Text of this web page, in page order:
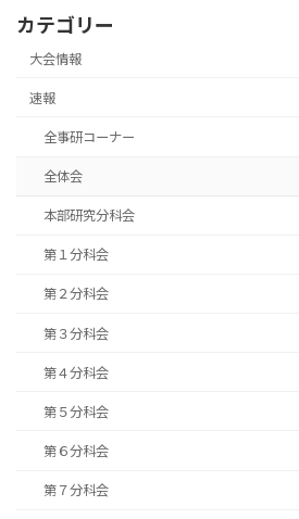
カテゴリー
大会情報
速報
全事研コーナー
全体会
本部研究分科会
第１分科会
第２分科会
第３分科会
第４分科会
第５分科会
第６分科会
第７分科会